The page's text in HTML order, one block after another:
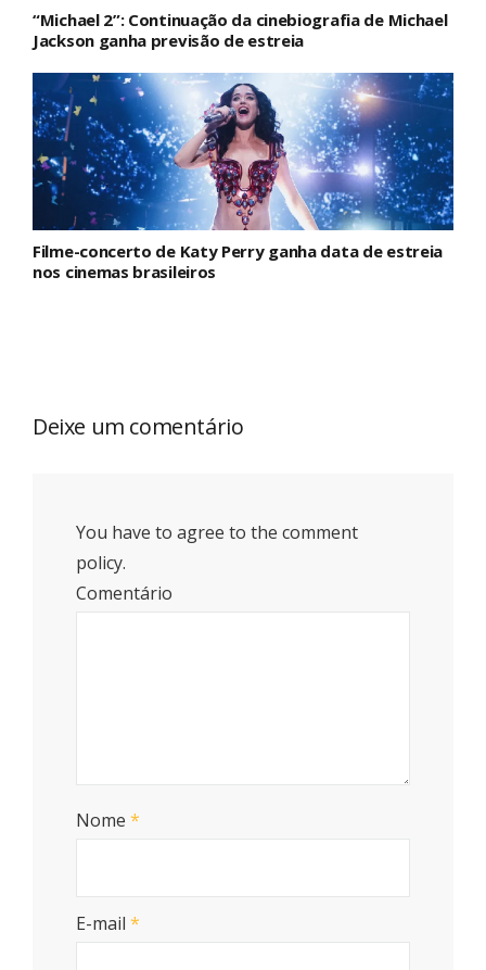
“Michael 2”: Continuação da cinebiografia de Michael
Jackson ganha previsão de estreia
Filme-concerto de Katy Perry ganha data de estreia
nos cinemas brasileiros
Deixe um comentário
You have to agree to the comment
policy.
Comentário
Nome *
E-mail *